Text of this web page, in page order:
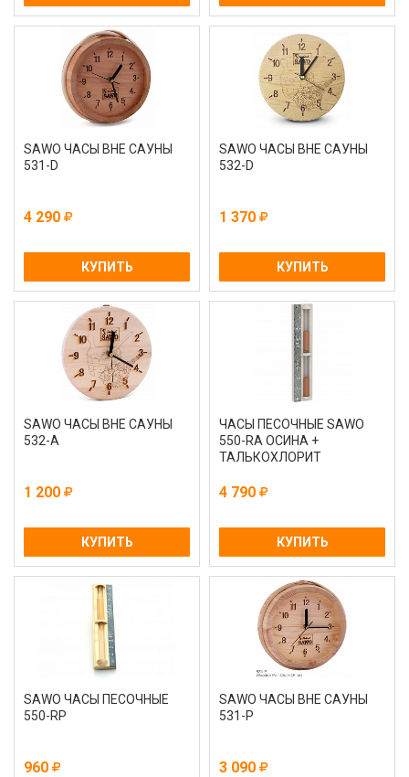
SAWO ЧАСЫ ВНЕ САУНЫ
531-D
4 290
КУПИТЬ
SAWO ЧАСЫ ВНЕ САУНЫ
532-D
1 370
КУПИТЬ
SAWO ЧАСЫ ВНЕ САУНЫ
532-A
1 200
КУПИТЬ
ЧАСЫ ПЕСОЧНЫЕ SAWO
550-RА ОСИНА +
ТАЛЬКОХЛОРИТ
4 790
КУПИТЬ
SAWO ЧАСЫ ПЕСОЧНЫЕ
550-RР
960
SAWO ЧАСЫ ВНЕ САУНЫ
531-Р
3 090